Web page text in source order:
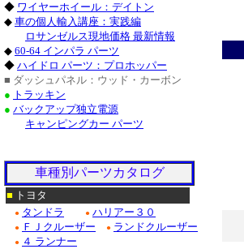
◆ ワイヤーホイール：デイトン
◆ 車の個人輸入講座：実践編
ロサンゼルス現地価格 最新情報
◆ 60-64 インパラ パーツ
◆ ハイドロ パーツ：プロホッパー
■ ダッシュパネル：ウッド・カーボン
● トラッキン
● バックアップ独立電源
キャンピングカー パーツ
車種別パーツカタログ
■ トヨタ
● タンドラ ● ハリアー３０
● ＦＪクルーザー ● ランドクルーザー
● ４ ランナー